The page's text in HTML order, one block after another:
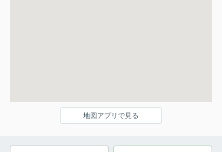
地図アプリで見る